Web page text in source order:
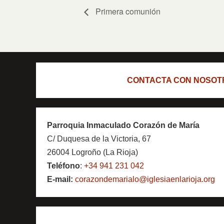
Primera comunión
CONTACTA CON
Parroquia Inmaculado Corazón de María
C/ Duquesa de la Victoria, 67
26004 Logroño (La Rioja)
Teléfono: +34 941 231 042
E-mail: corazondemarialo@iglesiaenlarioja.org